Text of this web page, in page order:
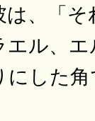
、「そ
エル、
した角